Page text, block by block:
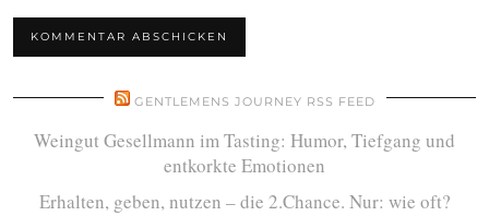
GENTLEMENS JOURNEY RSS FEED
Weingut Gesellmann im Tasting: Humor, Tiefgang und
entkorkte Emotionen
Erhalten, geben, nutzen – die 2.Chance. Nur: wie oft?